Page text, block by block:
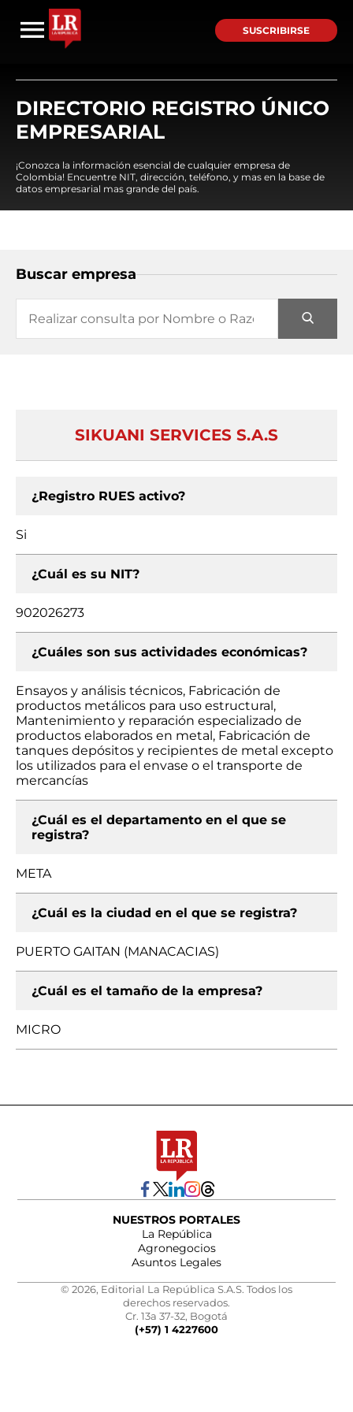
SUSCRIBIRSE
DIRECTORIO REGISTRO ÚNICO
EMPRESARIAL
¡Conozca la información esencial de cualquier empresa de
Colombia! Encuentre NIT, dirección, teléfono, y mas en la base de
datos empresarial mas grande del país.
Buscar empresa
SIKUANI SERVICES S.A.S
¿Registro RUES activo?
Si
¿Cuál es su NIT?
902026273
¿Cuáles son sus actividades económicas?
Ensayos y análisis técnicos, Fabricación de
productos metálicos para uso estructural,
Mantenimiento y reparación especializado de
productos elaborados en metal, Fabricación de
tanques depósitos y recipientes de metal excepto
los utilizados para el envase o el transporte de
mercancías
¿Cuál es el departamento en el que se
registra?
META
¿Cuál es la ciudad en el que se registra?
PUERTO GAITAN (MANACACIAS)
¿Cuál es el tamaño de la empresa?
MICRO
NUESTROS PORTALES
La República
Agronegocios
Asuntos Legales
© 2026, Editorial La República S.A.S. Todos los
derechos reservados.
Cr. 13a 37-32, Bogotá
(+57) 1 4227600